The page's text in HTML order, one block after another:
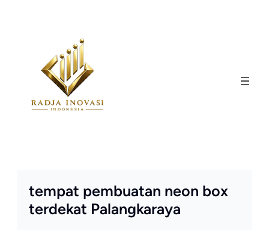
tempat pembuatan neon box
terdekat Palangkaraya